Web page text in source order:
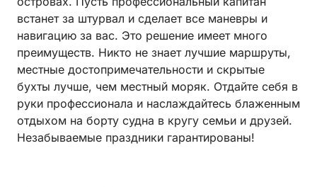
встанет за штурвал и сделает все маневры и
навигацию за вас. Это решение имеет много
преимуществ. Никто не знает лучшие маршруты,
местные достопримечательности и скрытые
бухты лучше, чем местный моряк. Отдайте себя в
руки профессионала и наслаждайтесь блаженным
отдыхом на борту судна в кругу семьи и друзей.
Незабываемые праздники гарантированы!